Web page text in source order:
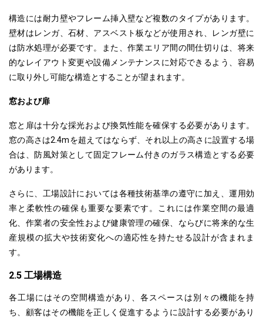
構造には耐力壁やフレーム挿入壁など複数のタイプがあります。
壁材はレンガ、石材、アスベスト板などが使用され、レンガ壁に
は防水処理が必要です。また、作業エリア間の間仕切りは、 将来
的なレイアウト変更や設備メンテナンスに対応できるよう 、容易
に取り外し可能な構造とすることが望まれます。
窓および扉
窓と扉は十分な採光および換気性能を確保する必要があります。
窓の高さは2.4mを超えてはならず、それ以上の高さに設置する場
合は、防風対策として固定フレーム付きのガラス構造とする必要
があります。
さらに、工場設計においては各種技術基準の遵守に加え、運用効
率と柔軟性の確保も重要な要素です。これには作業空間の最適
化、作業者の安全性および健康管理の確保、ならびに将来的な生
産規模の拡大や技術変化への適応性を持たせる設計が含まれま
す。
2.5 工場構造
各工場にはその空間構造があり、各スペースは別々の機能を持
ち、顧客はその機能を正しく促進するように設計する必要があり